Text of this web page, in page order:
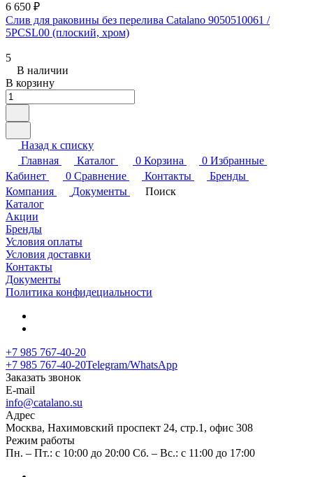
6 650 ₽
Слив для раковины без перелива Catalano 9050510061 /
5PCSL00 (плоский, хром)
5
В наличии
В корзину
Назад к списку
Главная
Каталог 0 Корзина 0 Избранные
Кабинет
0 Сравнение Контакты
Бренды
Компания
Документы
Поиск
Каталог
Акции
Бренды
Условия оплаты
Условия доставки
Контакты
Документы
Политика конфидециальности
+7 985 767-40-20
+7 985 767-40-20Telegram/WhatsApp
Заказать звонок
E-mail
info@catalano.su
Адрес
Москва, Нахимовский проспект 24, стр.1, офис 308
Режим работы
Пн. – Пт.: с 10:00 до 20:00 Сб. – Вс.: с 11:00 до 17:00